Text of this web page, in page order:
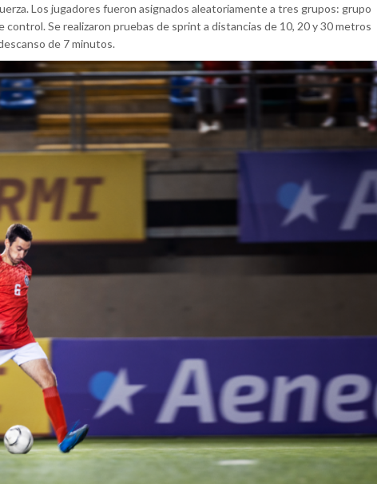
Los jugadores fueron asignados aleatoriamente a tres grupos: grupo
Se realizaron pruebas de sprint a distancias de 10, 20 y 30 metros
de 7 minutos.